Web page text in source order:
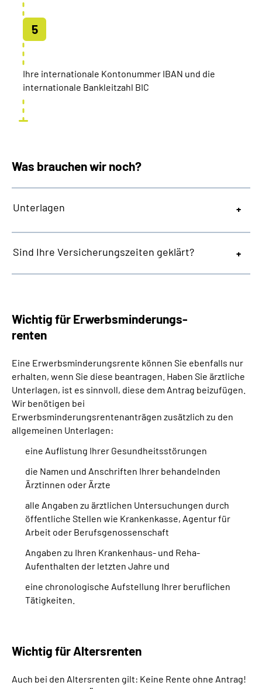
Ihre internationale Kontonummer IBAN und die
internationale Bankleitzahl BIC
Was brauchen wir noch?
Unterlagen
Sind Ihre Versicherungszeiten geklärt?
Wichtig für Erwerbsminderungs-
renten
Eine Erwerbsminderungsrente können Sie ebenfalls nur
erhalten, wenn Sie diese beantragen. Haben Sie ärztliche
Unterlagen, ist es sinnvoll, diese dem Antrag beizufügen.
Wir benötigen bei
Erwerbsminderungsrentenanträgen zusätzlich zu den
allgemeinen Unterlagen:
eine Auflistung Ihrer Gesundheitsstörungen
die Namen und Anschriften Ihrer behandelnden
Ärztinnen oder Ärzte
alle Angaben zu ärztlichen Untersuchungen durch
öffentliche Stellen wie Krankenkasse, Agentur für
Arbeit oder Berufsgenossenschaft
Angaben zu Ihren Krankenhaus- und Reha-
Aufenthalten der letzten Jahre und
eine chronologische Aufstellung Ihrer beruflichen
Tätigkeiten.
Wichtig für Altersrenten
Auch bei den Altersrenten gilt: Keine Rente ohne Antrag!